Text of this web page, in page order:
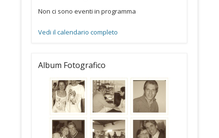
Non ci sono eventi in programma
Vedi il calendario completo
Album Fotografico